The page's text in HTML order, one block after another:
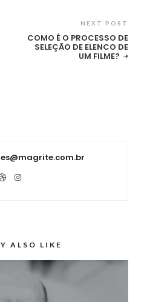
NEXT POST
COMO É O PROCESSO DE
SELEÇÃO DE ELENCO DE
UM FILME?
ALSO LIKE